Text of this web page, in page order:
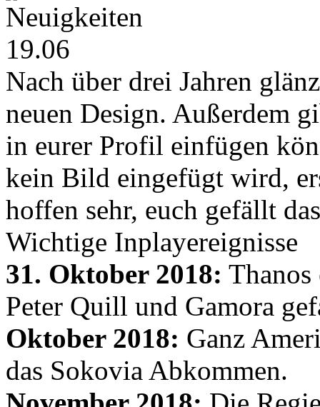
Neuigkeiten
19.06
Nach über drei Jahren
neuen Design. Außerdem
in eurer Profil einfügen
kein Bild eingefügt wird,
hoffen sehr, euch gefällt
Wichtige Inplayereignisse
31. Oktober 2018:
Peter Quill und Gamora
Oktober 2018: Ganz
das Sokovia Abkommen.